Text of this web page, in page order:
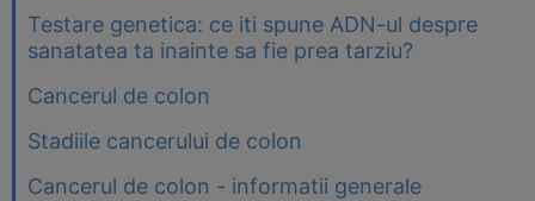
Testare genetica: ce iti spune ADN-ul despre
sanatatea ta inainte sa fie prea tarziu?
Cancerul de colon
Stadiile cancerului de colon
Cancerul de colon - informatii generale